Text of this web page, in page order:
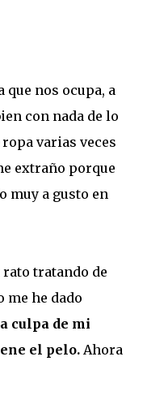
que nos ocupa, a
con nada de lo
varias veces
extraño porque
muy a gusto en
rato tratando de
he dado
culpa de mi
el pelo. Ahora